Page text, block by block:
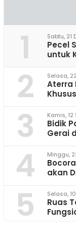
1 Sabtu, 21
Pecel
untuk
2 Selasa,
Aterra
3 Kamis, 12
Bidik
Gerai
4 Minggu,
akan
5 Selasa,
Ruas